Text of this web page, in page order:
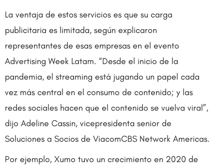
La ventaja de estos servicios es que su carga
publicitaria es limitada, según explicaron
representantes de esas empresas en el evento
Advertising Week Latam. “Desde el inicio de la
pandemia, el streaming está jugando un papel cada
vez más central en el consumo de contenido; y las
redes sociales hacen que el contenido se vuelva viral”,
dijo Adeline Cassin, vicepresidenta senior de
Soluciones a Socios de ViacomCBS Network Americas.
Por ejemplo, Xumo tuvo un crecimiento en 2020 de